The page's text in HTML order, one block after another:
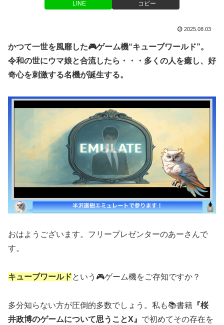
LINE コピー
2025.08.03
かつて一世を風靡した🎮ゲーム機“キューブワールド”。
令和の世にウマ娘と合流したら・・・多くの人を癒し、好
奇心を刺激する名機が誕生する。
おはようございます。フリープレゼンターのあーさんで
す。
キューブワールドという🎮ゲーム機をご存知ですか？
多分知らない方が圧倒的多数でしょう。私も📚書籍 『桜
井政博のゲームについて思うことX』 で初めてその存在を